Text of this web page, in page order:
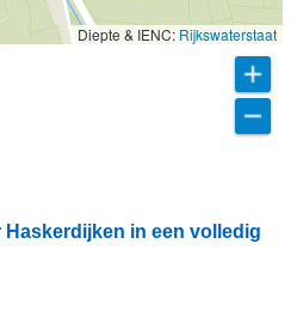
Diepte & IENC: Rijkswaterstaat
Haskerdijken in een volledig